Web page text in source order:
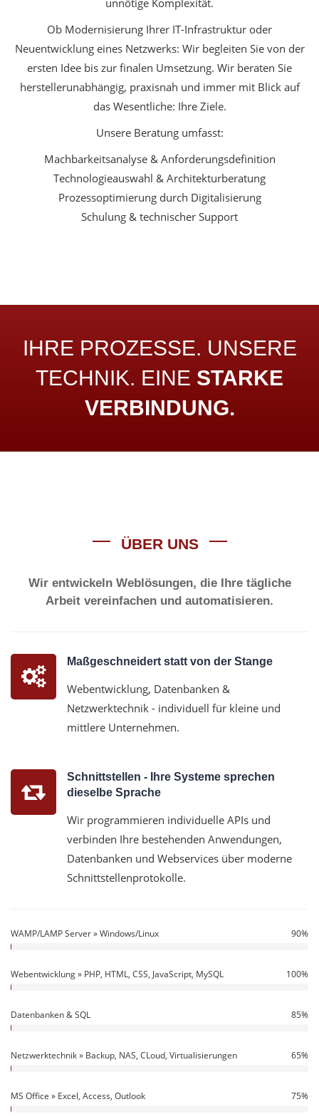
unnötige Komplexität.
Ob Modernisierung Ihrer IT-Infrastruktur oder
Neuentwicklung eines Netzwerks: Wir begleiten Sie von der
ersten Idee bis zur finalen Umsetzung. Wir beraten Sie
herstellerunabhängig, praxisnah und immer mit Blick auf
das Wesentliche: Ihre Ziele.
Unsere Beratung umfasst:
Machbarkeitsanalyse & Anforderungsdefinition
Technologieauswahl & Architekturberatung
Prozessoptimierung durch Digitalisierung
Schulung & technischer Support
IHRE PROZESSE. UNSERE
TECHNIK. EINE STARKE
VERBINDUNG.
ÜBER UNS
Wir entwickeln Weblösungen, die Ihre tägliche
Arbeit vereinfachen und automatisieren.
Maßgeschneidert statt von der Stange
Webentwicklung, Datenbanken &
Netzwerktechnik - individuell für kleine und
mittlere Unternehmen.
Schnittstellen - Ihre Systeme sprechen
dieselbe Sprache
Wir programmieren individuelle APIs und
verbinden Ihre bestehenden Anwendungen,
Datenbanken und Webservices über moderne
Schnittstellenprotokolle.
WAMP/LAMP Server » Windows/Linux
90%
90%
Webentwicklung » PHP, HTML, CSS, JavaScript, MySQL
100%
100%
Datenbanken & SQL
85%
85%
Netzwerktechnik » Backup, NAS, CLoud, Virtualisierungen
65%
65%
MS Office » Excel, Access, Outlook
75%
75%